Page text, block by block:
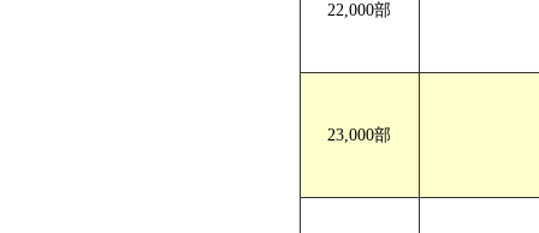
22,000部
23,000部